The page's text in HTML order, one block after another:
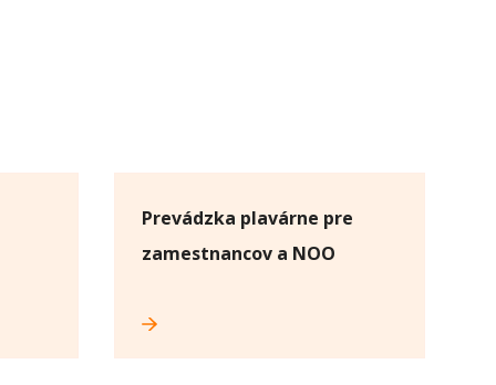
Prevádzka plavárne pre
zamestnancov a NOO